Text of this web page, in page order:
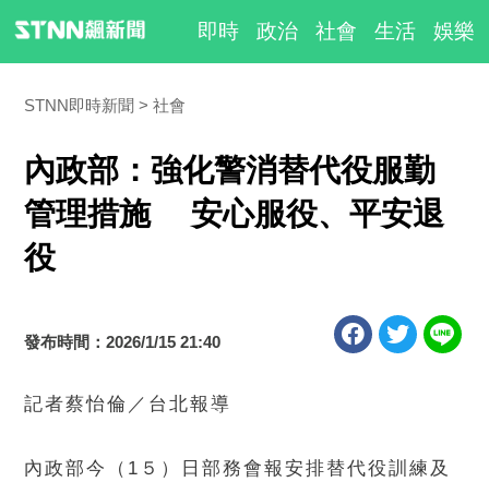
即時 政治 社會 生活 娛樂
STNN即時新聞 社會
內政部：強化警消替代役服勤
管理措施 安心服役、平安退
役
發布時間：2026/1/15 21:40
記者蔡怡倫／台北報導
內政部今（1５）日部務會報安排替代役訓練及